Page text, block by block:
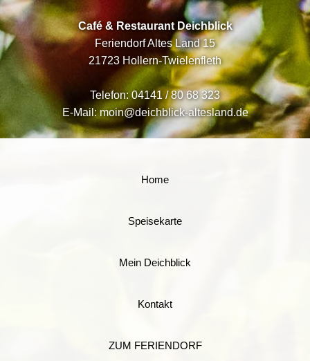
Café & Restaurant Deichblick
Feriendorf Altes Land 15
21723 Hollern-Twielenfleth
Telefon:04141 / 80 68 323
E-Mail:moin@deichblick-altesland.de
Home
Speisekarte
Mein Deichblick
Kontakt
ZUM FERIENDORF